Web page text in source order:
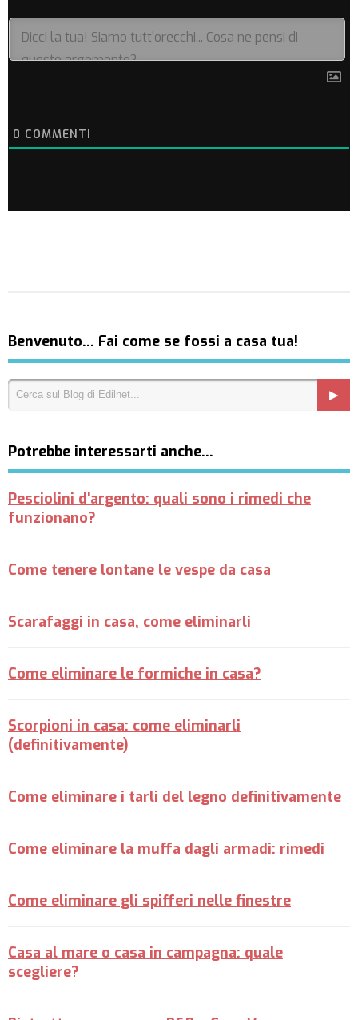
0 COMMENTI
Benvenuto… Fai come se fossi a casa tua!
Potrebbe interessarti anche…
Pesciolini d'argento: quali sono i rimedi che
funzionano?
Come tenere lontane le vespe da casa
Scarafaggi in casa, come eliminarli
Come eliminare le formiche in casa?
Scorpioni in casa: come eliminarli
(definitivamente)
Come eliminare i tarli del legno definitivamente
Come eliminare la muffa dagli armadi: rimedi
Come eliminare gli spifferi nelle finestre
Casa al mare o casa in campagna: quale
scegliere?